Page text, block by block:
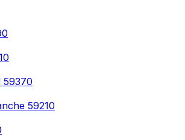
59370
59210